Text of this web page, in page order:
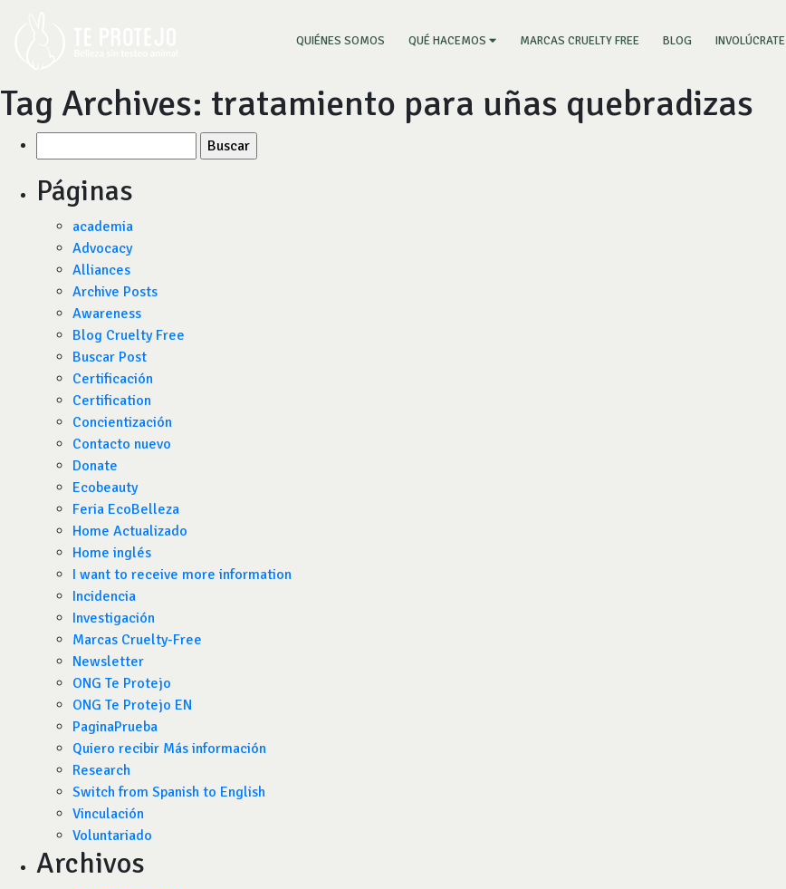
QUIÉNES SOMOS (CURRENT)
QUÉ HACEMOS MARCAS CRUELTY FREE BLOG INVOLÚCRATE
Tag Archives: tratamiento para uñas quebradizas
por:
Páginas
academia
Advocacy
Alliances
Archive Posts
Awareness
Blog Cruelty Free
Buscar Post
Certificación
Certification
Concientización
Contacto nuevo
Donate
Ecobeauty
Feria EcoBelleza
Home Actualizado
Home inglés
I want to receive more information
Incidencia
Investigación
Marcas Cruelty-Free
Newsletter
ONG Te Protejo
ONG Te Protejo EN
PaginaPrueba
Quiero recibir Más información
Research
Switch from Spanish to English
Vinculación
Voluntariado
Archivos